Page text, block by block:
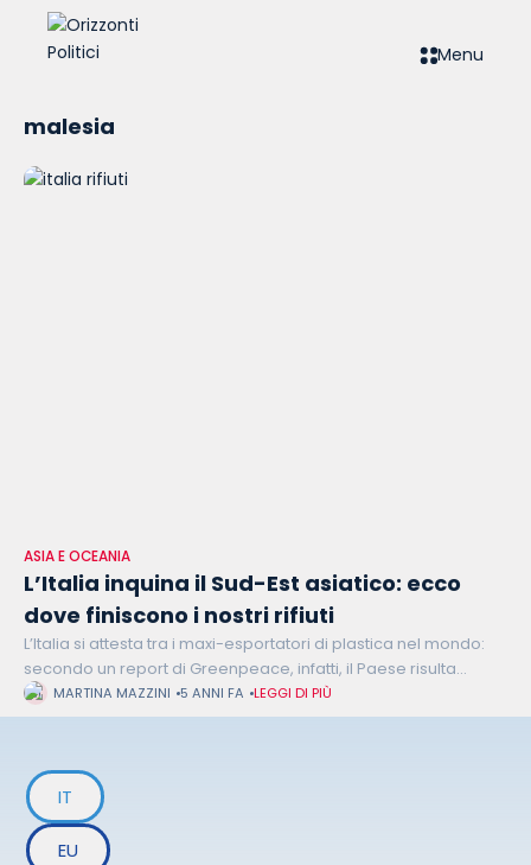
Menu
malesia
ASIA E OCEANIA
L’Italia inquina il Sud-Est asiatico: ecco
dove finiscono i nostri rifiuti
L’Italia si attesta tra i maxi-esportatori di plastica nel mondo:
secondo un report di Greenpeace, infatti, il Paese risulta
occupare l’undicesimo posto al mondo, contribuendo per il
2,25% su scala
MARTINA MAZZINI 5 ANNI FA LEGGI DI PIÙ
IT
EU